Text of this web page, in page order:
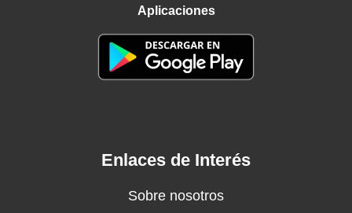
Aplicaciones
Enlaces de Interés
Sobre nosotros